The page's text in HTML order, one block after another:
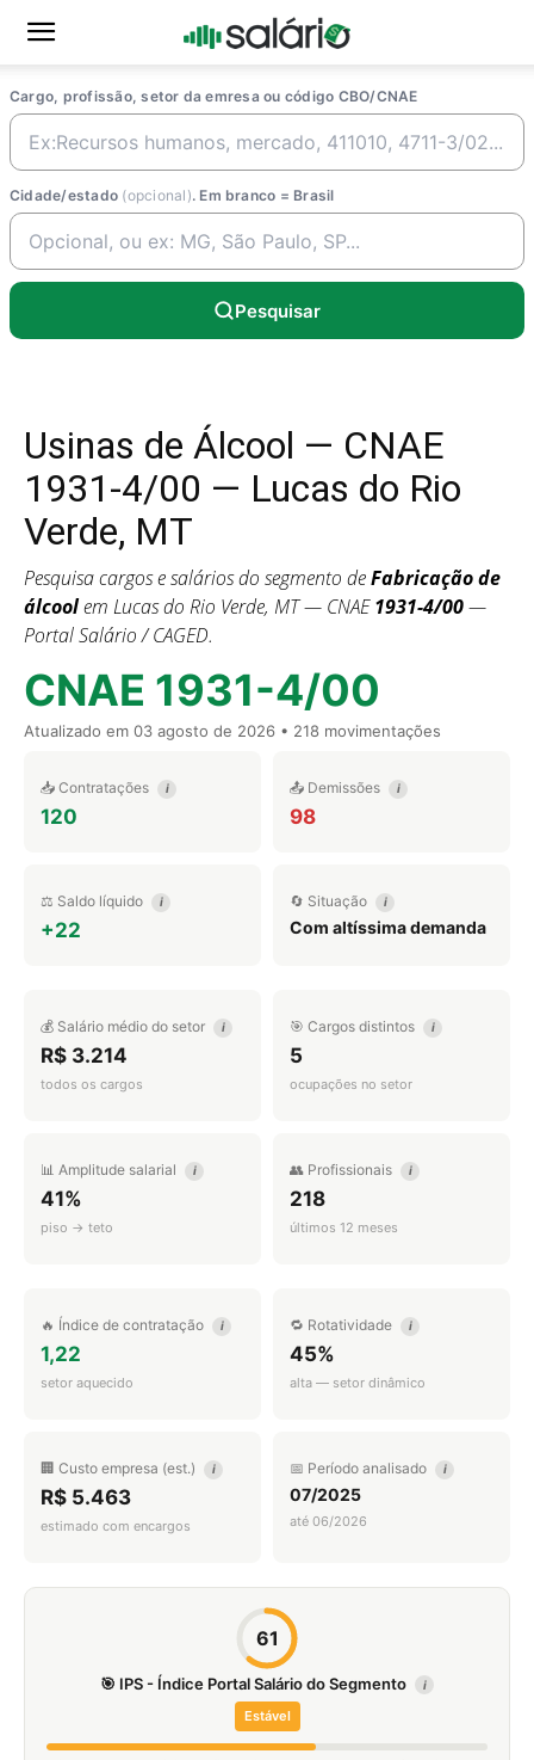
Cargo, profissão, setor da emresa ou código CBO/CNAE
Cidade/estado (opcional). Em branco = Brasil
Pesquisar
Usinas de Álcool — CNAE
1931-4/00 — Lucas do Rio
Verde, MT
Pesquisa cargos e salários do segmento deFabricação de
álcoolem Lucas do Rio Verde, MT — CNAE1931-4/00—
Portal Salário / CAGED.
CNAE 1931-4/00
Atualizado em 03 agosto de 2026 • 218 movimentações
📥 Contratações i
120
📤 Demissões i
98
⚖️ Saldo líquido i
+22
🔄 Situação i
Com altíssima demanda
💰 Salário médio do setor i
R$ 3.214
todos os cargos
🎯 Cargos distintos i
5
ocupações no setor
📊 Amplitude salarial i
41%
piso → teto
👥 Profissionais i
218
últimos 12 meses
🔥 Índice de contratação i
1,22
setor aquecido
🔁 Rotatividade i
45%
alta — setor dinâmico
🏢 Custo empresa (est.) i
R$ 5.463
estimado com encargos
📅 Período analisado i
07/2025
até 06/2026
61
🎯 IPS - Índice Portal Salário do Segmento i
Estável